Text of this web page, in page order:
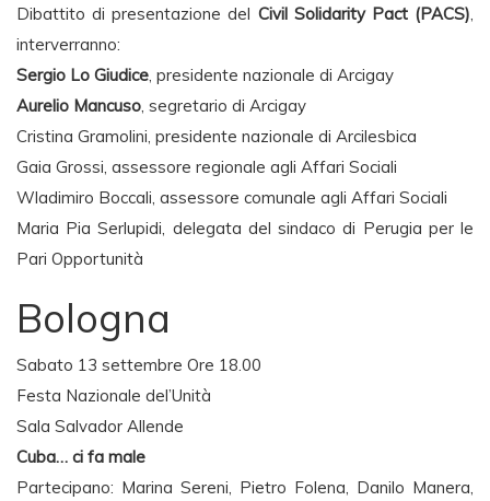
Dibattito di presentazione del Civil Solidarity Pact (PACS),
interverranno:
Sergio Lo Giudice, presidente nazionale di Arcigay
Aurelio Mancuso, segretario di Arcigay
Cristina Gramolini, presidente nazionale di Arcilesbica
Gaia Grossi, assessore regionale agli Affari Sociali
Wladimiro Boccali, assessore comunale agli Affari Sociali
Maria Pia Serlupidi, delegata del sindaco di Perugia per le
Pari Opportunità
Bologna
Sabato 13 settembre Ore 18.00
Festa Nazionale del’Unità
Sala Salvador Allende
Cuba… ci fa male
Partecipano: Marina Sereni, Pietro Folena, Danilo Manera,